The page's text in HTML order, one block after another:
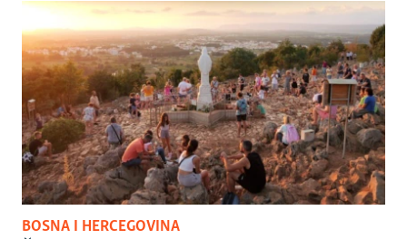
BOSNA I HERCEGOVINA